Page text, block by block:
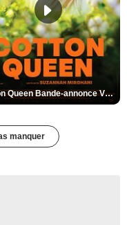
Cotton Queen Bande-annonce VO STFR
manquer